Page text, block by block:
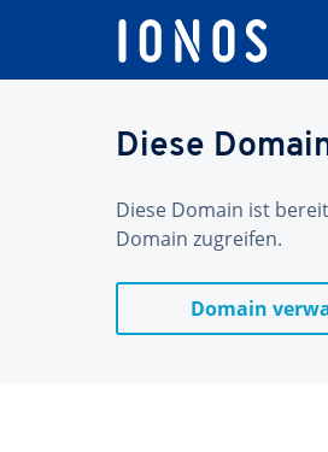
Diese
Diese Domain ist
Domain zugreifen.
Domain